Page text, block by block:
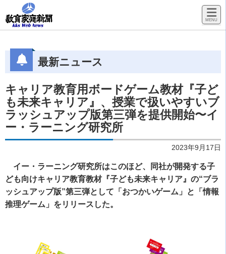
最新ニュース
キャリア教育用ボードゲーム教材『子ど
も未来キャリア』、授業で扱いやすいブ
ラッシュアップ版第三弾を提供開始〜イ
ー・ラーニング研究所
2023年9月17日
イー・ラーニング研究所はこのほど、同社が開発する子
ども向けキャリア教育教材『子ども未来キャリア』の“ブラ
ッシュアップ版”第三弾として「おつかいゲーム」と「情報
推理ゲーム」をリリースした。